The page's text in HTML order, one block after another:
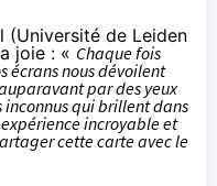
(Université de Leiden
joie : « Chaque fois
écrans nous dévoilent
par des yeux
inconnus qui brillent dans
incroyable et
cette carte avec le